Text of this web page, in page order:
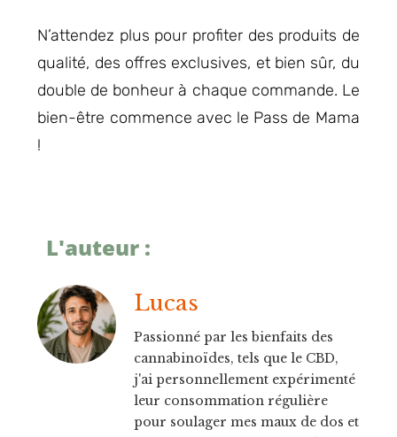
N’attendez plus pour profiter des produits de
qualité, des offres exclusives, et bien sûr, du
double de bonheur à chaque commande. Le
bien-être commence avec le Pass de Mama
!
L'auteur :
Lucas
Passionné par les bienfaits des
cannabinoïdes, tels que le CBD,
j'ai personnellement expérimenté
leur consommation régulière
pour soulager mes maux de dos et